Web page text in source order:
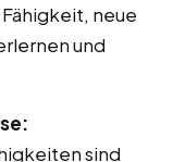
neue
und
sind